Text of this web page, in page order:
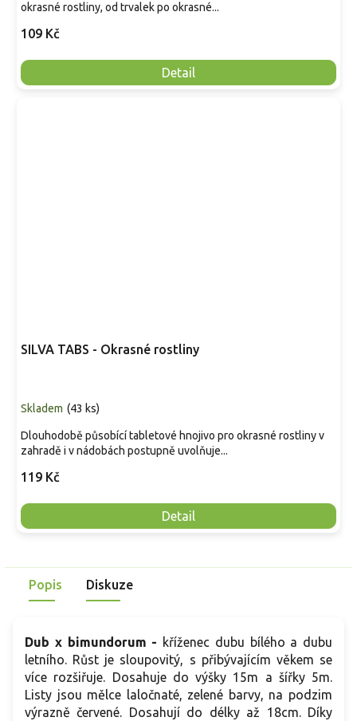
109 Kč
Detail
okrasné rostliny, od trvalek po okrasné...
SILVA TABS - Okrasné rostliny
Skladem (43 ks)
119 Kč
Detail
Dlouhodobě působící tabletové hnojivo pro okrasné rostliny v
zahradě i v nádobách postupně uvolňuje...
Popis Diskuze
Dub x bimundorum - kříženec dubu bílého a dubu
letního. Růst je sloupovitý, s přibývajícím věkem se
více rozšiřuje. Dosahuje do výšky 15m a šířky 5m.
Listy jsou mělce laločnaté, zelené barvy, na podzim
výrazně červené. Dosahují do délky až 18cm. Díky